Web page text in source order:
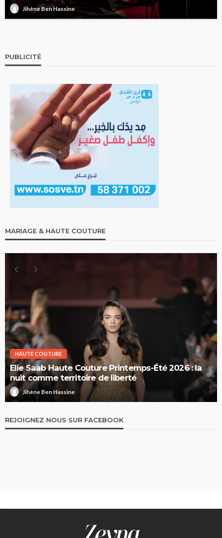
Jihène Ben Hassine
PUBLICITÉ
MARIAGE & HAUTE COUTURE
HAUTE COUTURE
Elie Saab Haute Couture Printemps-Été 2026 : la
nuit comme territoire de liberté
Jihène Ben Hassine
REJOIGNEZ NOUS SUR FACEBOOK